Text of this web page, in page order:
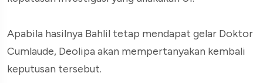
Apabila hasilnya Bahlil tetap mendapat gelar Doktor
Cumlaude, Deolipa akan mempertanyakan kembali
keputusan tersebut.